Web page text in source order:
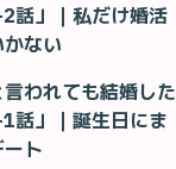
話」｜私だけ婚活
ない
われても結婚した
話」｜誕生日にま
ート